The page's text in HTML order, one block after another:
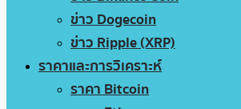
ข่าว Dogecoin
ข่าว Ripple (XRP)
ราคาและการวิเคราะห์
ราคา Bitcoin